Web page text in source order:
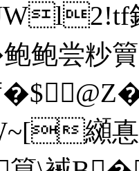
鈕
鲍尝粆簤
纐惪